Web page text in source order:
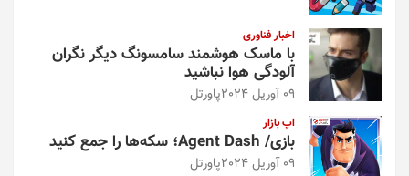
اخبار فناوری
با ماسک هوشمند سامسونگ دیگر نگران
آلودگی هوا نباشید
09 آوریل 2024 پاورتل
اپ بازار
بازی/ Agent Dash؛ سکه‌ها را جمع کنید
09 آوریل 2024 پاورتل